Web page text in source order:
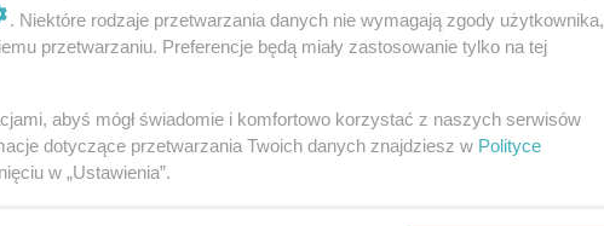
układu tego miejsca. Przed budynkiem, tu,
wodnym. Sam obiekt zostałby nabudowany,
podziemnym z peronami. Oferowaliśmy projekt
. Niektóre rodzaje przetwarzania danych nie wymagają zgody użytkownika,
przetwarzaniu. Preferencje będą miały zastosowanie tylko na tej
abyś mógł świadomie i komfortowo korzystać z naszych serwisów
dotyczące przetwarzania Twoich danych znajdziesz w Polityce
w „Ustawienia”.